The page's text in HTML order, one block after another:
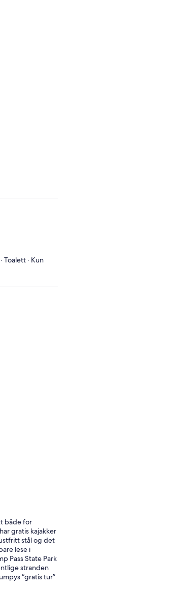
· Kun
både for
gratis kajakker
stål og det
lese i
Pass State Park
stranden
“gratis tur”